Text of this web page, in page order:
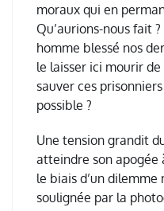
moraux qui en
Qu’aurions-nous fait
homme blessé nos
le laisser ici mourir
sauver ces
possible ?
Une tension grandit
atteindre son apogée
le biais d’un
soulignée par la